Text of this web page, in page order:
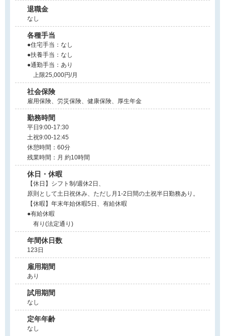
退職金
なし
各種手当
●住宅手当：なし
●扶養手当：なし
●通勤手当：あり
上限25,000円/月
社会保険
雇用保険、労災保険、健康保険、厚生年金
勤務時間
平日9:00-17:30
土祝9:00-12:45
休憩時間：60分
残業時間：月 約10時間
休日・休暇
【休日】シフト制/週休2日、
原則として土日祝休み、ただし月1-2日間の土祝半日勤務あり。
【休暇】年末年始休暇5日、有給休暇
●有給休暇
有り(法定通り)
年間休日数
123日
雇用期間
あり
試用期間
なし
定年年齢
なし